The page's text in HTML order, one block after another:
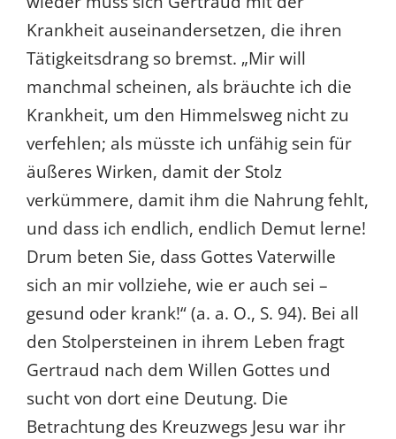
Krankheit auseinandersetzen, die ihren
Tätigkeitsdrang so bremst. „Mir will
manchmal scheinen, als bräuchte ich die
Krankheit, um den Himmelsweg nicht zu
verfehlen; als müsste ich unfähig sein für
äußeres Wirken, damit der Stolz
verkümmere, damit ihm die Nahrung fehlt,
und dass ich endlich, endlich Demut lerne!
Drum beten Sie, dass Gottes Vaterwille
sich an mir vollziehe, wie er auch sei –
gesund oder krank!“ (a. a. O., S. 94). Bei all
den Stolpersteinen in ihrem Leben fragt
Gertraud nach dem Willen Gottes und
sucht von dort eine Deutung. Die
Betrachtung des Kreuzwegs Jesu war ihr